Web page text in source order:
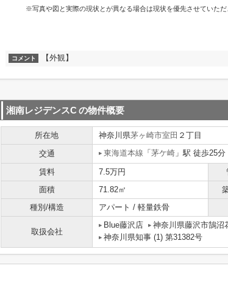
※写真や図と実際の現状とが異なる場合は現状を優先させていただ
コメント 【外観】
湘南レジデンスC の物件概要
所在地 神奈川県茅ヶ崎市室田 ２丁目
交通
東海道本線 「 茅ケ崎 」駅 徒歩25分
賃料 7.5万円
面積
71.82㎡
種別/構造
アパート / 軽量鉄骨
取扱会社
Blue藤沢店 神奈川県藤沢市鵠沼
神奈川県知事 (1) 第31382号